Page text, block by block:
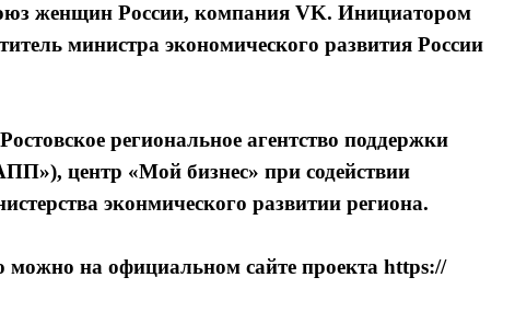
женщин России, компания VK. Инициатором
министра экономического развития России
региональное агентство поддержки
центр «Мой бизнес» при содействии
эконмического развитии региона.
на официальном сайте проекта https://